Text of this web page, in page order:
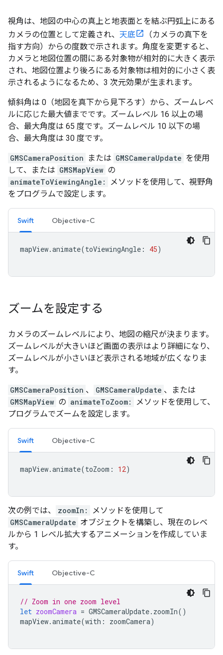
視角は、地図の中心の真上と地表面とを結ぶ円弧上にある
カメラの位置として定義され、 天底
（カメラの真下を
指す方向）からの度数で示されます。角度を変更すると、
カメラと地図位置の間にある対象物が相対的に大きく表示
され、地図位置より後ろにある対象物は相対的に小さく表
示されるようになるため、3 次元効果が生まれます。
傾斜角は 0（地図を真下から見下ろす）から、ズームレベ
ルに応じた最大値までです。ズームレベル 16 以上の場
合、最大角度は 65 度です。ズームレベル 10 以下の場
合、最大角度は 30 度です。
GMSCameraPosition または GMSCameraUpdate を使用
して、または GMSMapView の
animateToViewingAngle:
メソッドを使用して、視野角
をプログラムで設定します。
Swift Objective-C
mapView.animate(toViewingAngle : 45)
ズームを設定する
カメラのズームレベルにより、地図の縮尺が決まります。
ズームレベルが大きいほど画面の表示はより詳細になり、
ズームレベルが小さいほど表示される地域が広くなりま
す。
GMSCameraPosition 、 GMSCameraUpdate 、または
GMSMapView の animateToZoom:
メソッドを使用して、
プログラムでズームを設定します。
Swift Objective-C
mapView.animate(toZoom : 12)
次の例では、 zoomIn:
メソッドを使用して
GMSCameraUpdate オブジェクトを構築し、現在のレベ
ルから 1 レベル拡大するアニメーションを作成していま
す。
Swift Objective-C
// Zoom in one zoom level
let zoomCamera = GMSCameraUpdate. zoomIn()
mapView.animate(with : zoomCamera)